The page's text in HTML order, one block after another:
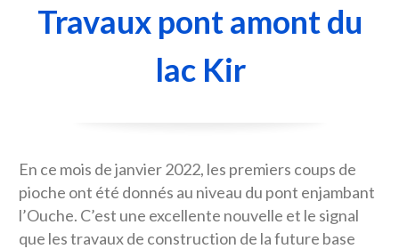
Travaux pont amont du
lac Kir
En ce mois de janvier 2022, les premiers coups de
pioche ont été donnés au niveau du pont enjambant
l’Ouche. C’est une excellente nouvelle et le signal
que les travaux de construction de la future base